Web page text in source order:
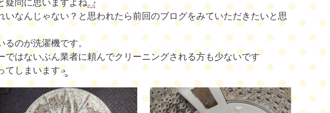
疑問に思いますよね
なんじゃない？と思われたら前回のブログをみていただきたいと思
るのが洗濯機です。
はないぶん業者に頼んでクリーニングされる方も少ないです
てしまいます